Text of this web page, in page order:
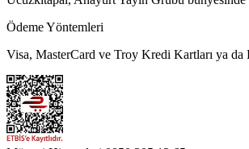
Ödeme Yöntemleri
Visa, MasterCard ve Troy Kredi Kartları ya